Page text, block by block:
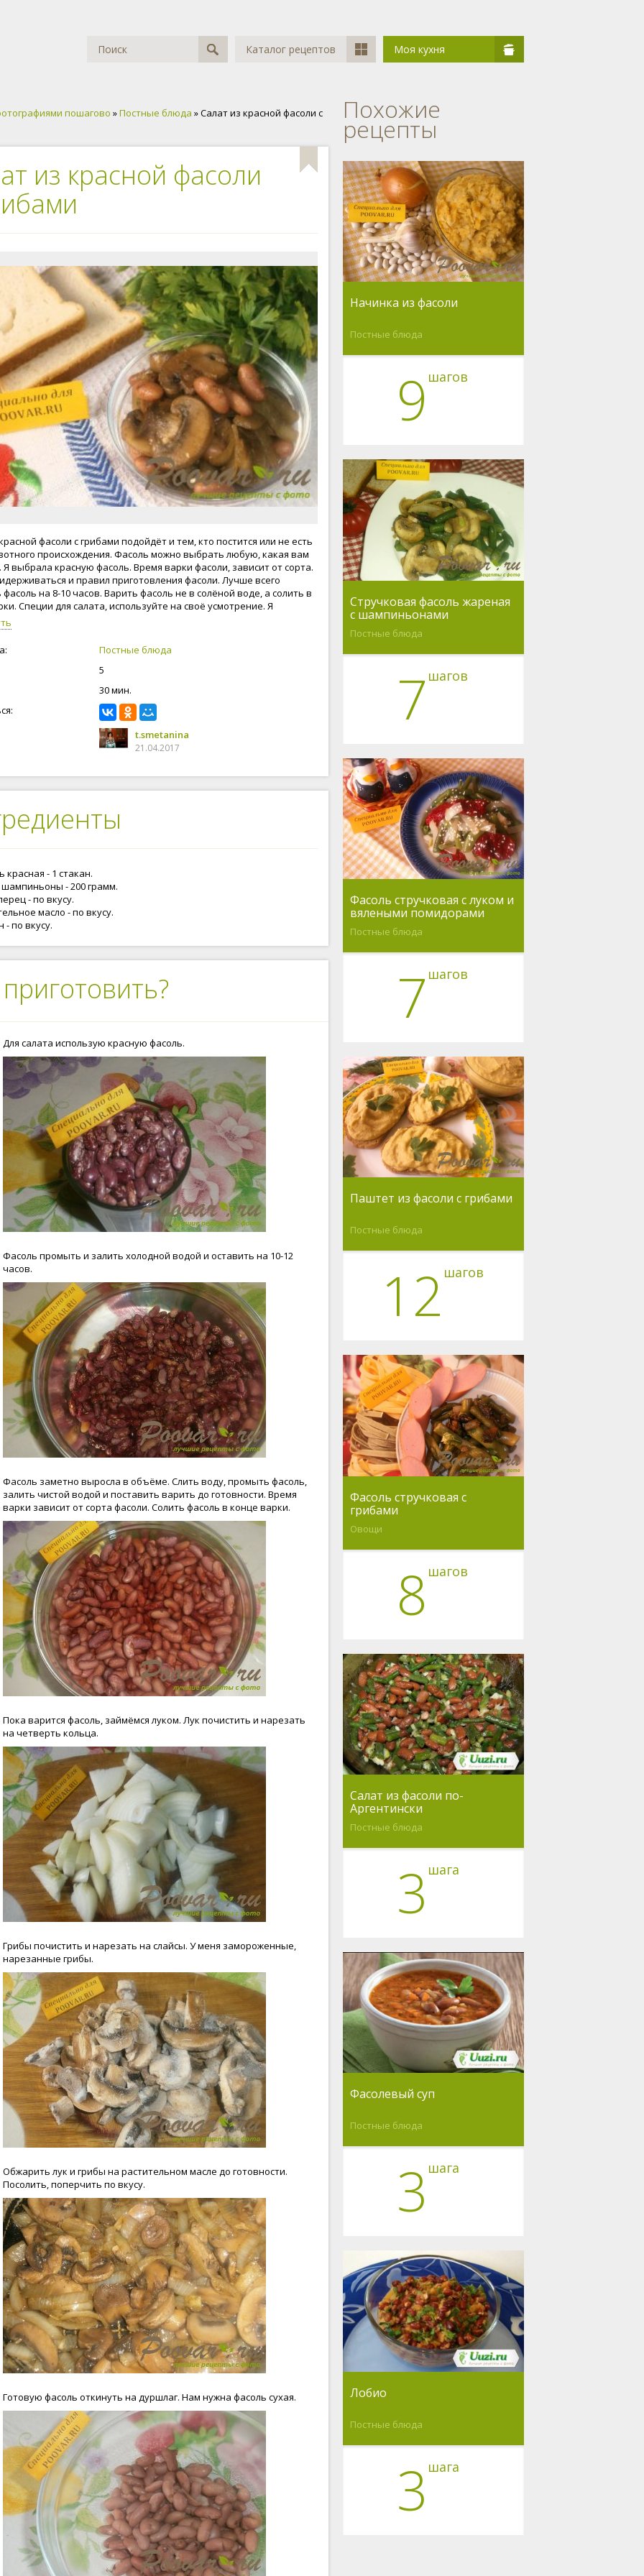
Каталог рецептов Моя кухня
пошагово »Постные блюда » Салат из красной фасоли с
из красной фасоли
фасоли с грибами подойдёт и тем, кто постится или не есть
происхождения. Фасоль можно выбрать любую, какая вам
Я выбрала красную фасоль. Время варки фасоли, зависит от сорта.
и правил приготовления фасоли. Лучше всего
на 8-10 часов. Варить фасоль не в солёной воде, а солить в
Специи для салата, используйте на своё усмотрение. Я
чёрный перец и тимьян или по-народному чабрец. Тимьян
вкус и аромат салату. Приступим!
Постные блюда
5
30 мин.
t.smetanina
21.04.2017
красная - 1 стакан.
- 200 грамм.
- по вкусу.
масло - по вкусу.
- по вкусу.
Для салата использую красную фасоль.
Фасоль промыть и залить холодной водой и оставить на 10-12
часов.
Фасоль заметно выросла в объёме. Слить воду, промыть фасоль,
залить чистой водой и поставить варить до готовности. Время
варки зависит от сорта фасоли. Солить фасоль в конце варки.
Пока варится фасоль, займёмся луком. Лук почистить и нарезать
на четверть кольца.
Грибы почистить и нарезать на слайсы. У меня замороженные,
нарезанные грибы.
Обжарить лук и грибы на растительном масле до готовности.
Посолить, поперчить по вкусу.
Готовую фасоль откинуть на дуршлаг. Нам нужна фасоль сухая.
Похожие
рецепты
Начинка из фасоли
Постные блюда
9 шагов
Стручковая фасоль жареная
с шампиньонами
Постные блюда
7 шагов
Фасоль стручковая с луком и
вялеными помидорами
Постные блюда
7 шагов
Паштет из фасоли c грибами
Постные блюда
12 шагов
Фасоль стручковая с
грибами
Овощи
8 шагов
Салат из фасоли по-
Аргентински
Постные блюда
3 шага
Фасолевый суп
Постные блюда
3 шага
Лобио
Постные блюда
3 шага